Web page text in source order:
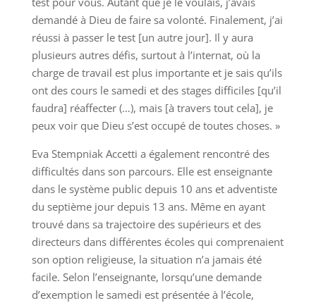
demandé à Dieu de faire sa volonté. Finalement, j’ai
réussi à passer le test [un autre jour]. Il y aura
plusieurs autres défis, surtout à l’internat, où la
charge de travail est plus importante et je sais qu’ils
ont des cours le samedi et des stages difficiles [qu’il
faudra] réaffecter (…), mais [à travers tout cela], je
peux voir que Dieu s’est occupé de toutes choses. »
Eva Stempniak Accetti a également rencontré des
difficultés dans son parcours. Elle est enseignante
dans le système public depuis 10 ans et adventiste
du septième jour depuis 13 ans. Même en ayant
trouvé dans sa trajectoire des supérieurs et des
directeurs dans différentes écoles qui comprenaient
son option religieuse, la situation n’a jamais été
facile. Selon l’enseignante, lorsqu’une demande
d’exemption le samedi est présentée à l’école,